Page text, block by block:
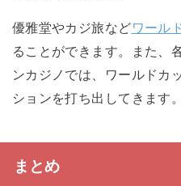
優雅堂やカジ旅などワール
ることができます。また、
ンカジノでは、ワールドカ
ションを打ち出してきます。
まとめ